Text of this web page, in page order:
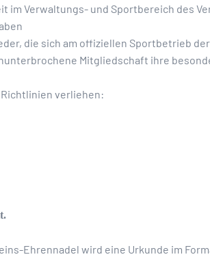
im Verwaltungs- und Sportbereich des
die sich am offiziellen Sportbetrieb
Mitgliedschaft ihre
verliehen:
Ehrennadel wird eine Urkunde im